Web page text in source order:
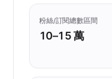
粉絲/訂閱總數區間
10–15 萬